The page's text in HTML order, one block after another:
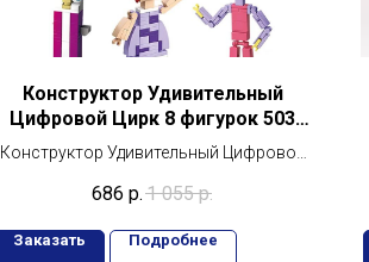
Конструктор Удивительный
Цифровой Цирк 8 фигурок 503
детали
Конструктор Удивительный Цифровой
686 р. 1 055 р.
Заказать Подробнее